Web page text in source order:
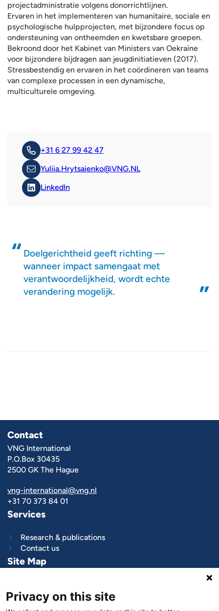
projectadministratie volgens donorrichtlijnen.
Ervaren in het implementeren van humanitaire, sociale en
psychologische hulpprojecten, met bijzondere focus op
ondersteuning van ontheemden en kwetsbare groepen.
Bekroond door het Kabinet van Ministers van Oekraïne
voor bijzondere bijdragen aan jeugdinitiatieven (2017).
Stressbestendig en ervaren in het coördineren van teams
van complexe processen in een dynamische,
multiculturele omgeving.
+31 6 27 99 42 47
Yuliia.Hrytsaienko@VNG.NL
LinkedIn
Doelgerichtheid geeft richting —
wanneer impact samengaat met
verantwoordelijkheid, wordt echte
verandering mogelijk.
Contact
VNG International
P.O.Box 30435
2500 GK The Hague
vng-international@vng.nl
+31 70 373 84 01
Services
Research & publications
Contact us
Site Map
Project and programs
Work with us
Privacy on this site